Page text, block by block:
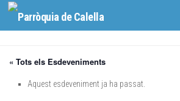
Skip to content
« Tots els Esdeveniments
Aquest esdeveniment ja ha passat.